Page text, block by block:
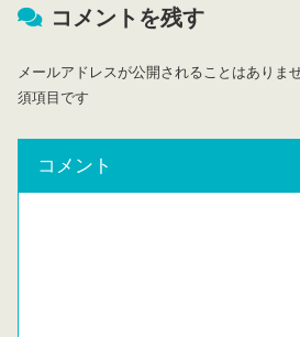
コメントを残す
メールアドレスが公開されることはありませ
須項目です
コメント